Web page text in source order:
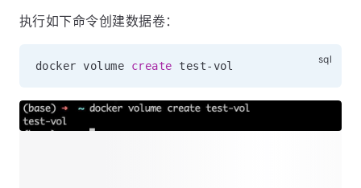
执行如下命令创建数据卷：
docker volume create test-